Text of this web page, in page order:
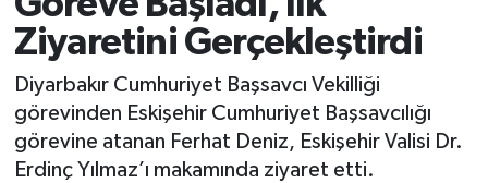
Ziyaretini Gerçekleştirdi
Diyarbakır Cumhuriyet Başsavcı Vekilliği
görevinden Eskişehir Cumhuriyet Başsavcılığı
görevine atanan Ferhat Deniz, Eskişehir Valisi Dr.
Erdinç Yılmaz’ı makamında ziyaret etti.
Tüm Manşetler
Son Dakika Haberleri
Haber Arşivi